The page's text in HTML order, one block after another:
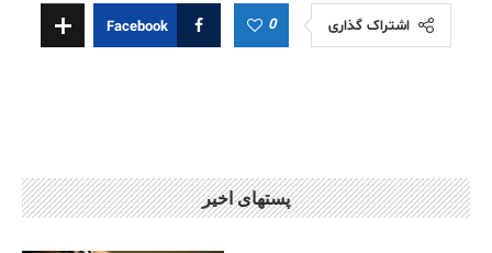
اشتراک گذاری 0
Facebook
پستهای اخیر